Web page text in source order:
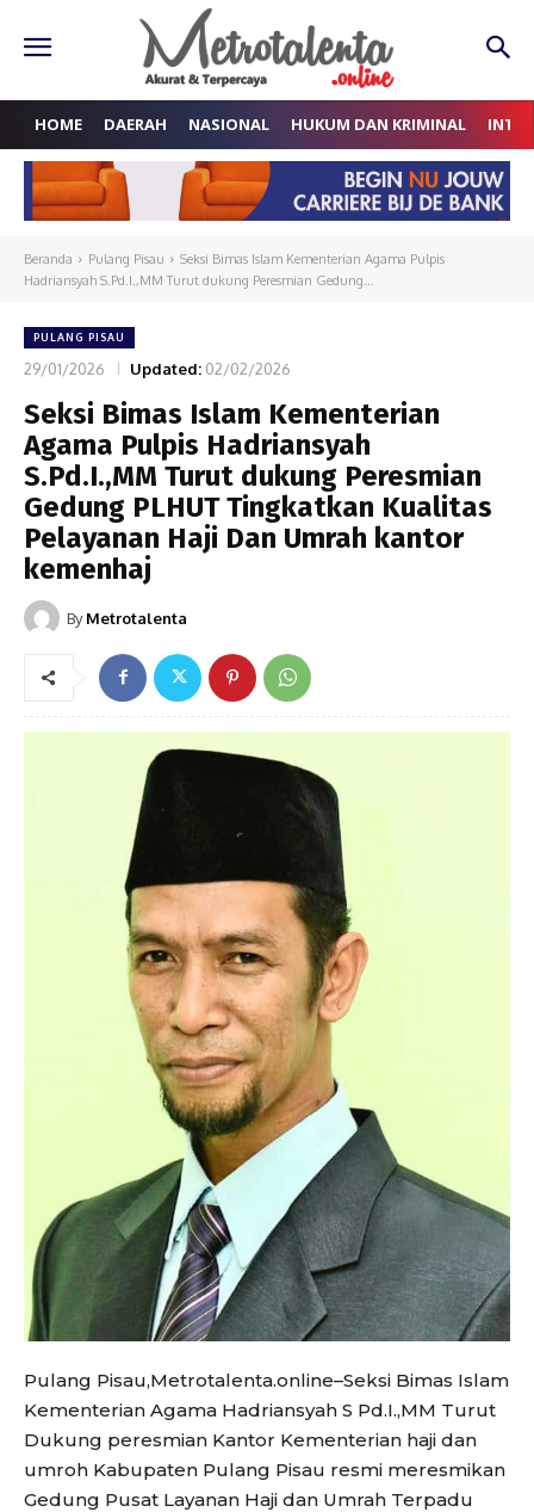
HOME DAERAH NASIONAL HUKUM DAN KRIMINAL
Beranda Pulang Pisau
Seksi Bimas Islam Kementerian Agama Pulpis
Hadriansyah S.Pd.I.,MM Turut dukung Peresmian Gedung...
PULANG PISAU
29/01/2026 Updated: 02/02/2026
Seksi Bimas Islam Kementerian
Agama Pulpis Hadriansyah
S.Pd.I.,MM Turut dukung Peresmian
Gedung PLHUT Tingkatkan Kualitas
Pelayanan Haji Dan Umrah kantor
kemenhaj
By Metrotalenta
Pulang Pisau,Metrotalenta.online–Seksi Bimas Islam
Kementerian Agama Hadriansyah S Pd.I.,MM Turut
Dukung peresmian Kantor Kementerian haji dan
umroh Kabupaten Pulang Pisau resmi meresmikan
Gedung Pusat Layanan Haji dan Umrah Terpadu